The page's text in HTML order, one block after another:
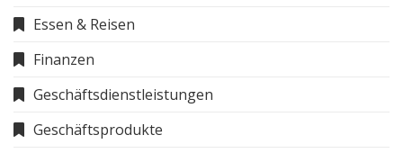
Essen & Reisen
Finanzen
Geschäftsdienstleistungen
Geschäftsprodukte